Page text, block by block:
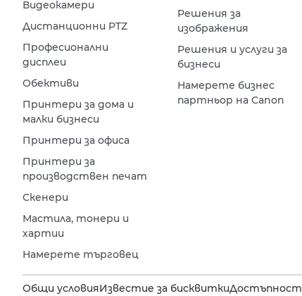
Видеокамери
Дистанционни PTZ
Професионални
дисплеи
Обективи
Принтери за дома и
малки бизнеси
Принтери за офиса
Принтери за
производствен печат
Скенери
Мастила, тонери и
хартии
Намерете търговец
Решения за
изображения
Решения и услуги за
бизнеси
Намерете бизнес
партньор на Canon
Общи условияИзвестие за бисквиткиДостъпност